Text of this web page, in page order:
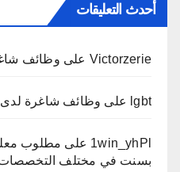
أحدث التعليقات
Victorzerie على وظائف
lgbt على وظائف شاغرة لدى
1win_yhPl على مطلوب
بسنت في مختلف